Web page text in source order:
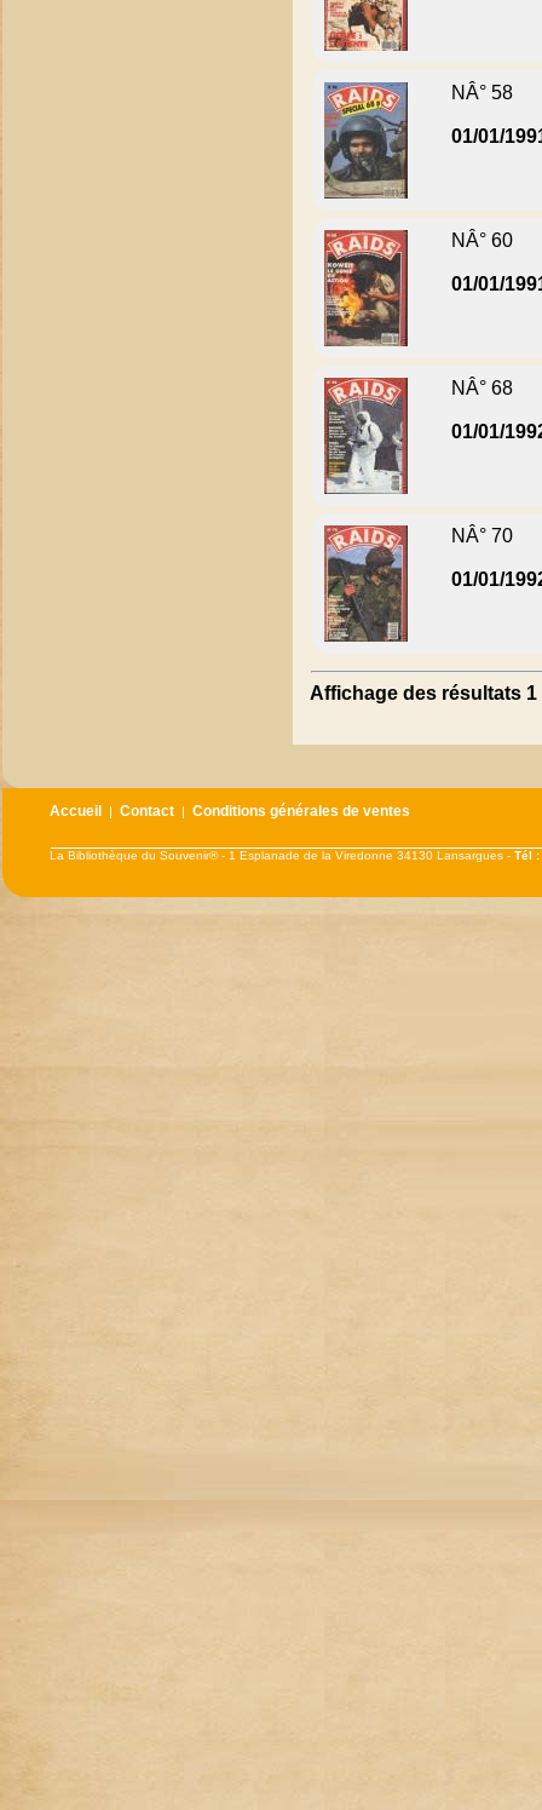
NÂ° 58
01/01/
NÂ° 60
01/01/
NÂ° 68
01/01/
NÂ° 70
01/01/
Affichage des résultats
Accueil |Contact |Conditions générales de ventes
La Bibliothèque du Souvenir® - 1 Esplanade de la Viredonne 34130 Lansargues -Tél